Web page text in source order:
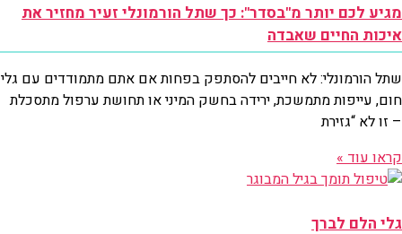
מגיע לכם יותר מ"בסדר": כך שתל הורמונלי זעיר מחזיר את
איכות החיים שאבדה
שתל הורמונלי: לא חייבים להסתפק בפחות אם אתם מתמודדים עם גלי
חום, עייפות מתמשכת, ירידה בחשק המיני או תחושת ערפול מתסכלת
– זו לא “גזירת
קראו עוד »
גלי הלם לברך